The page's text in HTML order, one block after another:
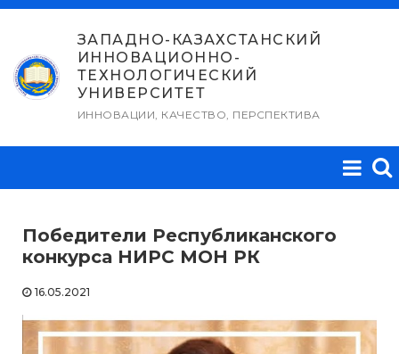
Перейти
содержимому
ЗАПАДНО-КАЗАХСТАНСКИЙ
ИННОВАЦИОННО-
ТЕХНОЛОГИЧЕСКИЙ
УНИВЕРСИТЕТ
ИННОВАЦИИ, КАЧЕСТВО, ПЕРСПЕКТИВА
Победители Республиканского
конкурса НИРС МОН РК
16.05.2021